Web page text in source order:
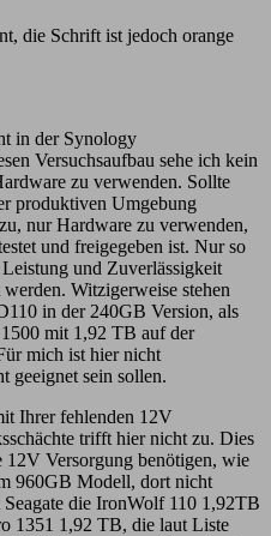
die Schrift ist jedoch orange
in der Synology
Versuchsaufbau sehe ich kein
zu verwenden. Sollte
produktiven Umgebung
nur Hardware zu verwenden,
und freigegeben ist. Nur so
und Zuverlässigkeit
Witzigerweise stehen
in der 240GB Version, als
mit 1,92 TB auf der
mich ist hier nicht
geeignet sein sollen.
Ihrer fehlenden 12V
trifft hier nicht zu. Dies
12V Versorgung benötigen, wie
960GB Modell, dort nicht
die IronWolf 110 1,92TB
1351 1,92 TB, die laut Liste